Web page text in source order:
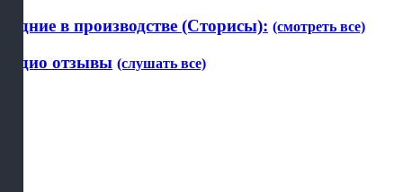
Будние в производстве (Сторисы): (смотреть все)
Аудио отзывы (слушать все)